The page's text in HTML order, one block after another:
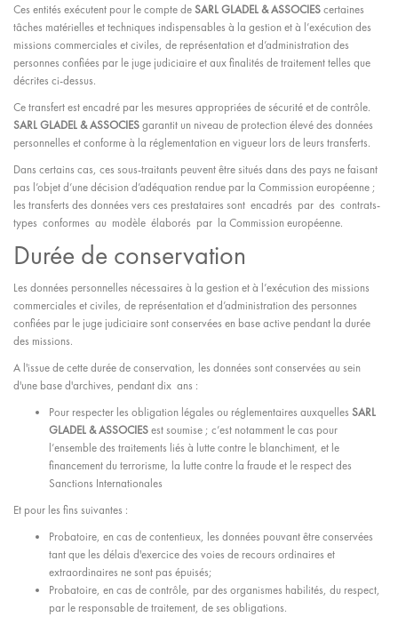
Ces entités exécutent pour le compte deSARL GLADEL & ASSOCIEScertaines
tâches matérielles et techniques indispensables à la gestion et à l’exécution des
missions commerciales et civiles, de représentation et d’administration des
personnes confiées par le juge judiciaire et aux finalités de traitement telles que
décrites ci-dessus.
Ce transfert est encadré par les mesures appropriées de sécurité et de contrôle.
SARL GLADEL & ASSOCIESgarantit un niveau de protection élevé des données
personnelles et conforme à la réglementation en vigueur lors de leurs transferts.
Dans certains cas, ces sous-traitants peuvent être situés dans des pays ne faisant
pas l’objet d’une décision d’adéquation rendue par la Commission européenne ;
les transferts des données vers ces prestataires sont encadrés par des contrats-
types conformes au modèle élaborés par la Commission européenne.
Durée de conservation
Les données personnelles nécessaires à la gestion et à l’exécution des missions
commerciales et civiles, de représentation et d’administration des personnes
confiées par le juge judiciaire sont conservées en base active pendant la durée
des missions.
A l'issue de cette durée de conservation, les données sont conservées au sein
d'une base d'archives, pendant dix ans :
Pour respecter les obligation légales ou réglementaires auxquelles SARL
GLADEL & ASSOCIESest soumise ; c’est notamment le cas pour
l’ensemble des traitements liés à lutte contre le blanchiment, et le
financement du terrorisme, la lutte contre la fraude et le respect des
Sanctions Internationales
Et pour les fins suivantes :
Probatoire, en cas de contentieux, les données pouvant être conservées
tant que les délais d'exercice des voies de recours ordinaires et
extraordinaires ne sont pas épuisés;
Probatoire, en cas de contrôle, par des organismes habilités, du respect,
par le responsable de traitement, de ses obligations.